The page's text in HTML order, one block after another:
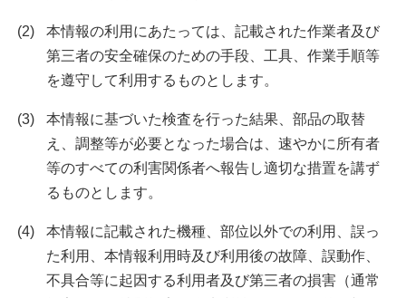
本情報の利用にあたっては、記載された作業者及び
第三者の安全確保のための手段、工具、作業手順等
を遵守して利用するものとします。
本情報に基づいた検査を行った結果、部品の取替
え、調整等が必要となった場合は、速やかに所有者
等のすべての利害関係者へ報告し適切な措置を講ず
るものとします。
本情報に記載された機種、部位以外での利用、誤っ
た利用、本情報利用時及び利用後の故障、誤動作、
不具合等に起因する利用者及び第三者の損害（通常